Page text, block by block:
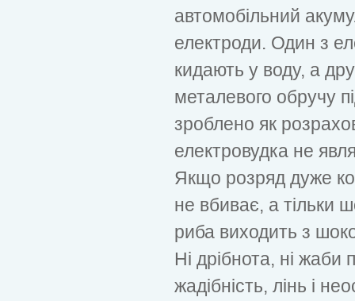
автомобільний
електроди. Один з
кидають у воду, а
металевого обручу
зроблено як
електровудка не
Якщо розряд дуже
не вбиває, а тільки
риба виходить з
Ні дрібнота, ні
жадібність, лінь і